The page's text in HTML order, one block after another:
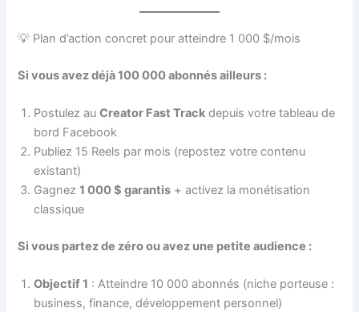
💡 Plan d’action concret pour atteindre 1 000 $/mois
Si vous avez déjà 100 000 abonnés ailleurs :
Postulez auCreator Fast Track depuis votre tableau de
bord Facebook
Publiez 15 Reels par mois (repostez votre contenu
existant)
Gagnez1 000 $ garantis + activez la monétisation
classique
Si vous partez de zéro ou avez une petite audience :
Objectif 1 : Atteindre 10 000 abonnés (niche porteuse :
business, finance, développement personnel)